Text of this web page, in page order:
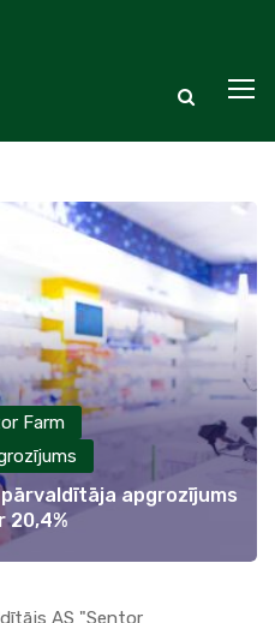
Farm
apgrozījums
20,4%
AS "Sentor